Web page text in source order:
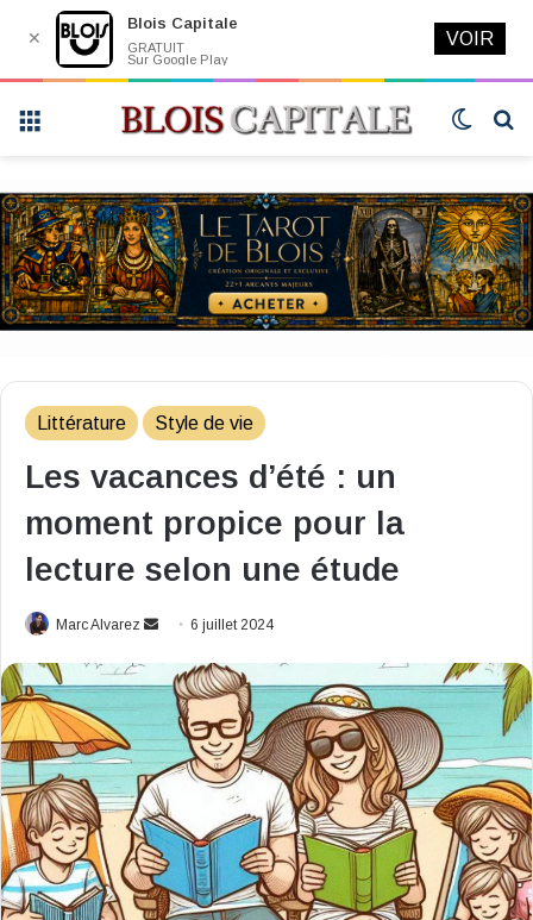
Switch
Littérature Style de vie
Les vacances d’été : un
moment propice pour la
lecture selon une étude
Marc Alvarez
Envoyer
courriel
6 juillet 2024
✕
Blois Capitale
GRATUIT
Sur Google Play
VOIR